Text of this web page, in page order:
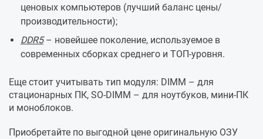
ценовых компьютеров (лучший баланс цены/
производительности);
DDR5– новейшее поколение, используемое в
современных сборках среднего и ТОП-уровня.
Еще стоит учитывать тип модуля: DIMM – для
стационарных ПК, SO-DIMM – для ноутбуков, мини-ПК
и моноблоков.
Приобретайте по выгодной цене оригинальную ОЗУ